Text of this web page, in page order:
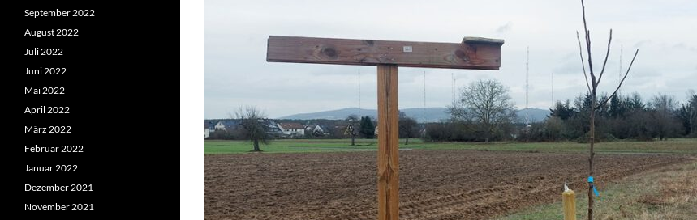
September 2022
August 2022
Juli 2022
Juni 2022
Mai 2022
April 2022
März 2022
Februar 2022
Januar 2022
Dezember 2021
November 2021